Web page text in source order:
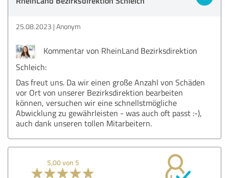
25.08.2023 Anonym
Kommentar von RheinLand Bezirksdirektion
Schleich:
Das freut uns. Da wir einen große Anzahl von Schäden
vor Ort von unserer Bezirksdirektion bearbeiten
können, versuchen wir eine schnellstmögliche
Abwicklung zu gewährleisten - was auch oft passt :-),
auch dank unseren tollen Mitarbeitern.
5,00 von 5